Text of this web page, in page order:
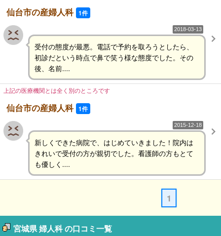
仙台市の産婦人科 1件
2018-03-13
受付の態度が最悪。電話で予約を取ろうとしたら、
初診だという時点で鼻で笑う様な態度でした。その
後、名前....
上記の医療機関とは全く別のところです
仙台市の産婦人科 1件
2015-12-18
新しくできた病院で、はじめていきました！院内は
きれいで受付の方が親切でした。看護師の方もとて
も優しく....
1
宮城県 婦人科 の口コミ一覧